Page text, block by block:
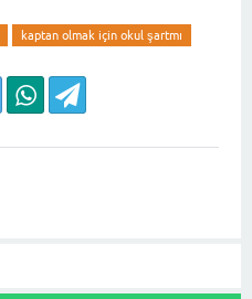
kaptan olmak için okul şartmı